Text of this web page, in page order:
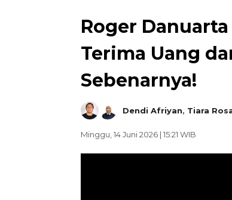
Roger
Terima Uang
Sebenarnya!
Dendi Afriyan, Tiara
Minggu, 14 Juni 2026 | 15:21 WIB